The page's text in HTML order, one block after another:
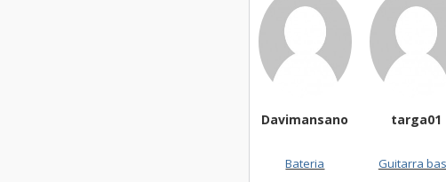
Davimansano targa01
Guitarra base